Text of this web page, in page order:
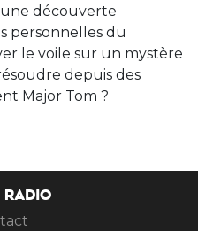
une découverte
personnelles du
le voile sur un mystère
depuis des
Major Tom ?